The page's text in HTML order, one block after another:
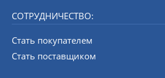
СОТРУДНИЧЕСТВО:
Стать покупателем
Стать поставщиком